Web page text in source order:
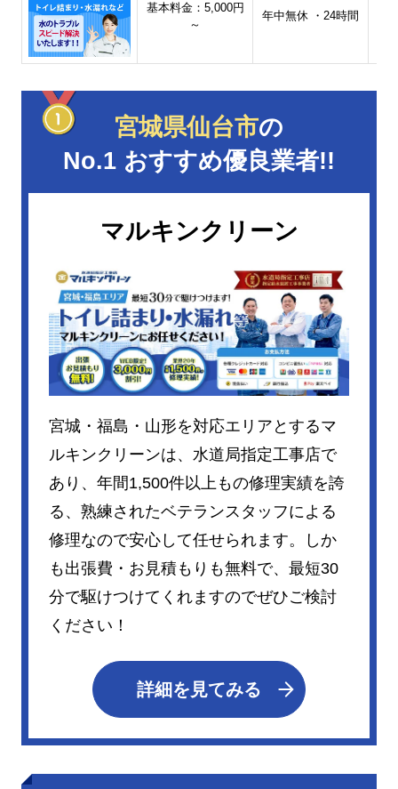
基本料金：5,000円
～
年中無休 ・24時間
宮城県仙台市の
No.1 おすすめ優良業者!!
マルキンクリーン
宮城・福島・山形を対応エリアとするマ
ルキンクリーンは、水道局指定工事店で
あり、年間1,500件以上もの修理実績を誇
る、熟練されたベテランスタッフによる
修理なので安心して任せられます。しか
も出張費・お見積もりも無料で、最短30
分で駆けつけてくれますのでぜひご検討
ください！
詳細を見てみる